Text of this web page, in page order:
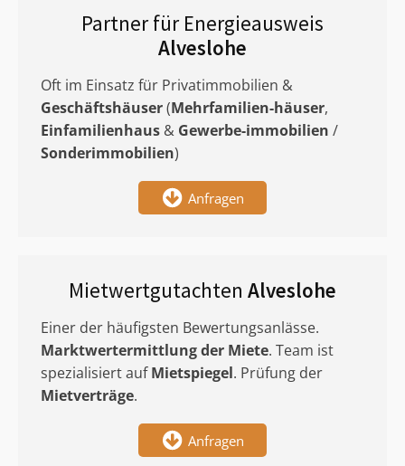
Partner für Energieausweis
Alveslohe
Oft im Einsatz für Privatimmobilien &
Geschäftshäuser(Mehrfamilien-häuser,
Einfamilienhaus & Gewerbe-immobilien /
Sonderimmobilien)
Anfragen
Mietwertgutachten Alveslohe
Einer der häufigsten Bewertungsanlässe.
Marktwertermittlungder Miete. Team ist
spezialisiert aufMietspiegel. Prüfung der
Mietverträge.
Anfragen